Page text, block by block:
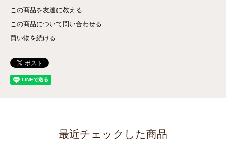
この商品を友達に教える
この商品について問い合わせる
買い物を続ける
最近チェックした商品